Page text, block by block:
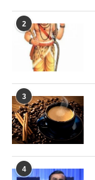
2
3
4